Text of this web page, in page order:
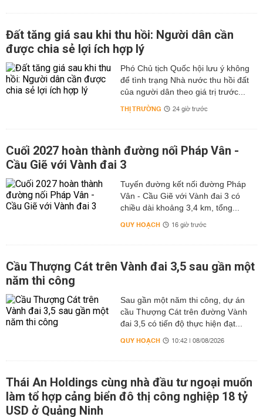
Đất tăng giá sau khi thu hồi: Người dân cần
được chia sẻ lợi ích hợp lý
Phó Chủ tịch Quốc hội lưu ý không
để tình trạng Nhà nước thu hồi đất
của người dân theo giá trị trước...
THỊ TRƯỜNG 24 giờ trước
Cuối 2027 hoàn thành đường nối Pháp Vân -
Cầu Giẽ với Vành đai 3
Tuyến đường kết nối đường Pháp
Vân - Cầu Giẽ với Vành đai 3 có
chiều dài khoảng 3,4 km, tổng...
QUY HOẠCH 16 giờ trước
Cầu Thượng Cát trên Vành đai 3,5 sau gần một
năm thi công
Sau gần một năm thi công, dự án
cầu Thượng Cát trên đường Vành
đai 3,5 có tiến độ thực hiện đạt...
QUY HOẠCH 10:42 | 08/08/2026
Thái An Holdings cùng nhà đầu tư ngoại muốn
làm tổ hợp cảng biển đô thị công nghiệp 18 tỷ
USD ở Quảng Ninh